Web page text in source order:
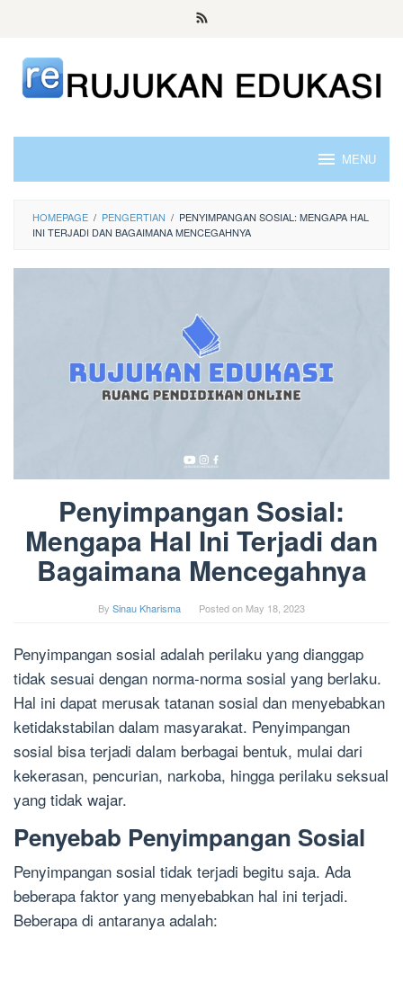
content
MENU
HOMEPAGE / PENGERTIAN / PENYIMPANGAN SOSIAL: MENGAPA HAL
INI TERJADI DAN BAGAIMANA MENCEGAHNYA
Penyimpangan Sosial:
Mengapa Hal Ini Terjadi dan
Bagaimana Mencegahnya
By Sinau Kharisma Posted on May 18, 2023
Penyimpangan sosial adalah perilaku yang dianggap
tidak sesuai dengan norma-norma sosial yang berlaku.
Hal ini dapat merusak tatanan sosial dan menyebabkan
ketidakstabilan dalam masyarakat. Penyimpangan
sosial bisa terjadi dalam berbagai bentuk, mulai dari
kekerasan, pencurian, narkoba, hingga perilaku seksual
yang tidak wajar.
Penyebab Penyimpangan Sosial
Penyimpangan sosial tidak terjadi begitu saja. Ada
beberapa faktor yang menyebabkan hal ini terjadi.
Beberapa di antaranya adalah: